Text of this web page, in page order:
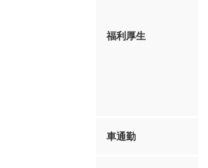
福利厚生
車通勤